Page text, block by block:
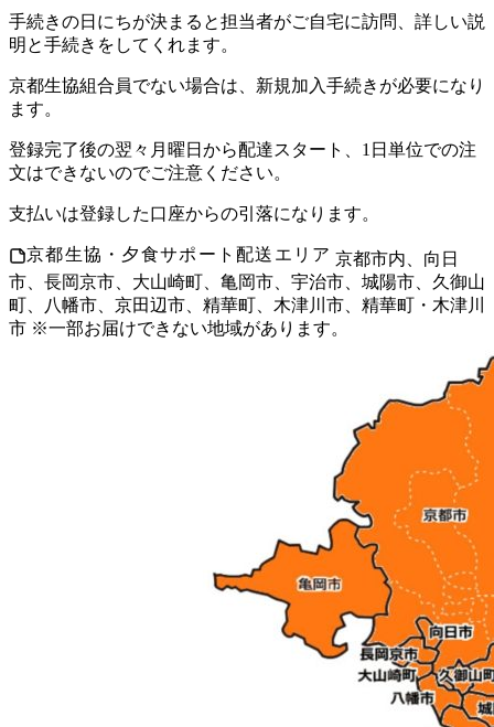
手続きの日にちが決まると担当者がご自宅に訪問、詳しい説
明と手続きをしてくれます。
京都生協組合員でない場合は、新規加入手続きが必要になり
ます。
登録完了後の翌々月曜日から配達スタート、1日単位での注
文はできないのでご注意ください。
支払いは登録した口座からの引落になります。
京都生協・夕食サポート配送エリア 京都市内、向日
市、長岡京市、大山崎町、亀岡市、宇治市、城陽市、久御山
町、八幡市、京田辺市、精華町、木津川市、精華町・木津川
市 ※一部お届けできない地域があります。